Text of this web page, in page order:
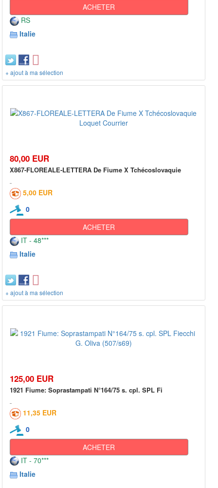
ACHETER
RS
Italie
+ ajout à ma sélection
80,00 EUR
X867-FLOREALE-LETTERA De Fiume X Tchécoslovaquie
5,00 EUR
0
ACHETER
IT - 48***
Italie
+ ajout à ma sélection
125,00 EUR
1921 Fiume: Soprastampati N°164/75 s. cpl. SPL Fi
11,35 EUR
0
ACHETER
IT - 70***
Italie